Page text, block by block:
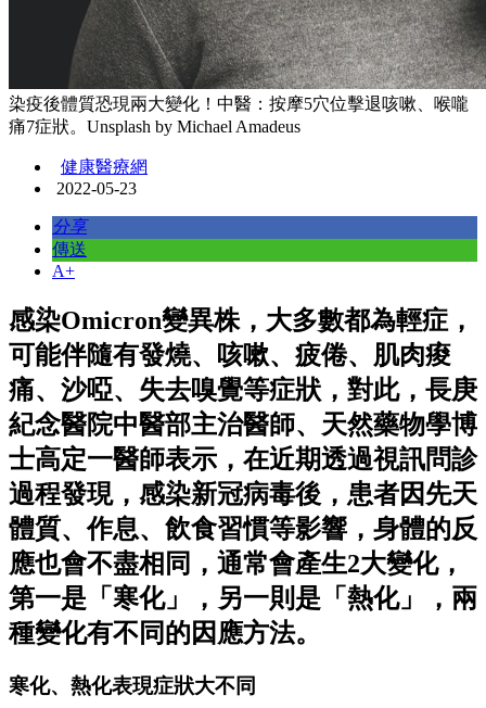
染疫後體質恐現兩大變化！中醫：按摩5穴位擊退咳嗽、喉嚨
痛7症狀。Unsplash by Michael Amadeus
健康醫療網
2022-05-23
分享
傳送
A+
感染Omicron變異株，大多數都為輕症，
可能伴隨有發燒、咳嗽、疲倦、肌肉痠
痛、沙啞、失去嗅覺等症狀，對此，長庚
紀念醫院中醫部主治醫師、天然藥物學博
士高定一醫師表示，在近期透過視訊問診
過程發現，感染新冠病毒後，患者因先天
體質、作息、飲食習慣等影響，身體的反
應也會不盡相同，通常會產生2大變化，
第一是「寒化」，另一則是「熱化」，兩
種變化有不同的因應方法。
寒化、熱化表現症狀大不同